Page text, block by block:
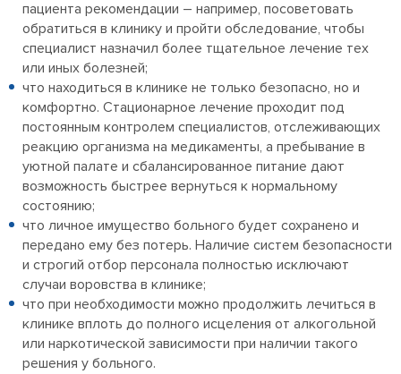
пациента рекомендации – например, посоветовать
обратиться в клинику и пройти обследование, чтобы
специалист назначил более тщательное лечение тех
или иных болезней;
что находиться в клинике не только безопасно, но и
комфортно. Стационарное лечение проходит под
постоянным контролем специалистов, отслеживающих
реакцию организма на медикаменты, а пребывание в
уютной палате и сбалансированное питание дают
возможность быстрее вернуться к нормальному
состоянию;
что личное имущество больного будет сохранено и
передано ему без потерь. Наличие систем безопасности
и строгий отбор персонала полностью исключают
случаи воровства в клинике;
что при необходимости можно продолжить лечиться в
клинике вплоть до полного исцеления от алкогольной
или наркотической зависимости при наличии такого
решения у больного.